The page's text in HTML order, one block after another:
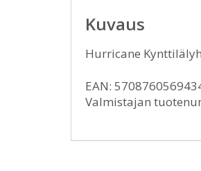
Kuvaus
Hurricane
EAN:
Valmistajan